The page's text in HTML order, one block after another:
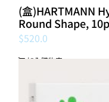
(盒)HARTMANN
Round Shape,
$520.0
加入購物車